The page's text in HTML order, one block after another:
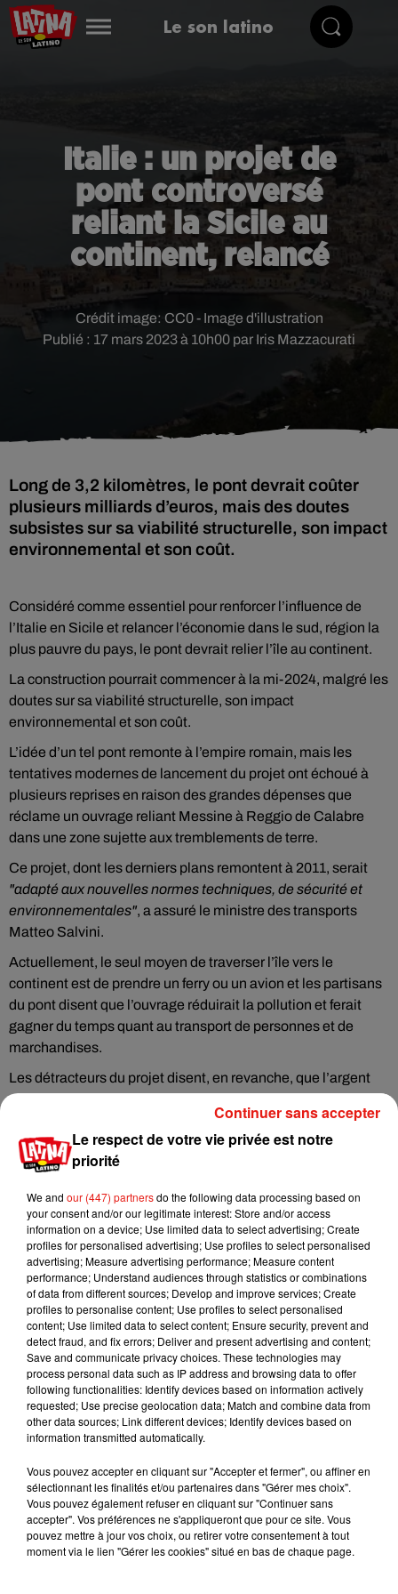
Le son latino
Italie : un projet de
pont controversé
reliant la Sicile au
continent, relancé
Publié : 17 mars 2023 à 10h00 par Iris Mazzacurati
Crédit image: CC0 - Image d'illustration
Long de 3,2 kilomètres, le pont devrait coûter
plusieurs milliards d’euros, mais des doutes
subsistes sur sa viabilité structurelle, son impact
environnemental et son coût.
Considéré comme essentiel pour renforcer l’influence de
l’Italie en Sicile et relancer l’économie dans le sud, région la
plus pauvre du pays, le pont devrait relier l’île au continent.
La construction pourrait commencer à la mi-2024, malgré les
doutes sur sa viabilité structurelle, son impact
environnemental et son coût.
L’idée d’un tel pont remonte à l’empire romain, mais les
tentatives modernes de lancement du projet ont échoué à
plusieurs reprises en raison des grandes dépenses que
réclame un ouvrage reliant Messine à Reggio de Calabre
dans une zone sujette aux tremblements de terre.
Ce projet, dont les derniers plans remontent à 2011, serait
"adapté aux nouvelles normes techniques, de sécurité et
environnementales", a assuré le ministre des transports
Matteo Salvini.
Actuellement, le seul moyen de traverser l’île vers le
continent est de prendre un ferry ou un avion et les partisans
du pont disent que l’ouvrage réduirait la pollution et ferait
gagner du temps quant au transport de personnes et de
marchandises.
Les détracteurs du projet disent, en revanche, que l’argent
serait bien mieux dépensé dans l’amélioration des
pitoyables services ferroviaires et routiers en Sicile et en
Calabre.
(Avec AFP)
Musique
Karol G dévoile la tracklist de son nouvel
album… avec des invités...
5 août 2026
Benny Blanco invite Selena Gomez et
Becky G sur son nouveau single
Le respect de votre vie privée est notre
priorité
We and our (447) partnersdo the following data processing based on
your consent and/or our legitimate interest: Store and/or access
information on a device; Use limited data to select advertising; Create
profiles for personalised advertising; Use profiles to select personalised
advertising; Measure advertising performance; Measure content
performance; Understand audiences through statistics or combinations
of data from different sources; Develop and improve services; Create
profiles to personalise content; Use profiles to select personalised
content; Use limited data to select content; Ensure security, prevent and
detect fraud, and fix errors; Deliver and present advertising and content;
Save and communicate privacy choices. These technologies may
process personal data such as IP address and browsing data to offer
following functionalities: Identify devices based on information actively
requested; Use precise geolocation data; Match and combine data from
other data sources; Link different devices; Identify devices based on
information transmitted automatically.
Vous pouvez accepter en cliquant sur "Accepter et fermer", ou affiner en
sélectionnant les finalités et/ou partenaires dans "Gérer mes choix".
Vous pouvez également refuser en cliquant sur "Continuer sans
accepter". Vos préférences ne s'appliqueront que pour ce site. Vous
pouvez mettre à jour vos choix, ou retirer votre consentement à tout
moment via le lien "Gérer les cookies" situé en bas de chaque page.
Continuer sans accepter